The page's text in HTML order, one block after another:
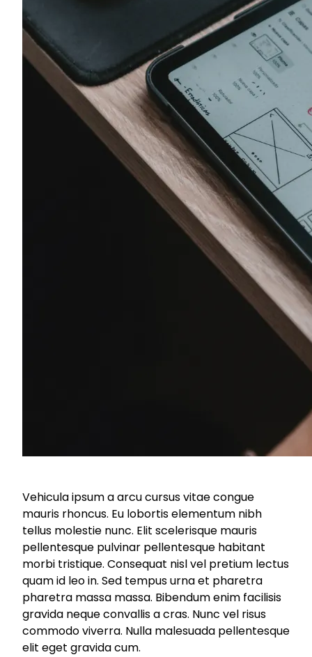
Vehicula ipsum a arcu cursus vitae congue
mauris rhoncus. Eu lobortis elementum nibh
tellus molestie nunc. Elit scelerisque mauris
pellentesque pulvinar pellentesque habitant
morbi tristique. Consequat nisl vel pretium lectus
quam id leo in. Sed tempus urna et pharetra
pharetra massa massa. Bibendum enim facilisis
gravida neque convallis a cras. Nunc vel risus
commodo viverra. Nulla malesuada pellentesque
elit eget gravida cum.